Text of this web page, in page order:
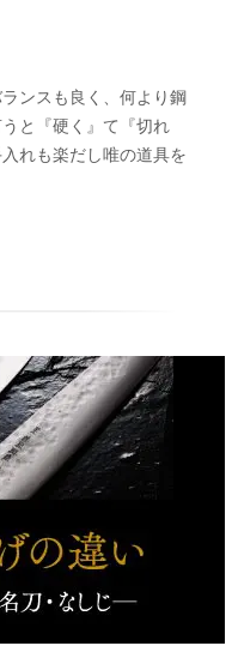
ンスも良く、何より鋼
と『硬く』て『切れ
れも楽だし唯の道具を